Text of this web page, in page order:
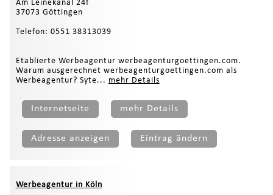
Am Leinekanal 24f
37073 Göttingen
Telefon: 0551 38313039
Etablierte Werbeagentur werbeagenturgoettingen.com.
Warum ausgerechnet werbeagenturgoettingen.com als
Werbeagentur? Syte... mehr Details
Internetseite mehr Details
Adresse anzeigen Eintrag ändern
Werbeagentur in Köln